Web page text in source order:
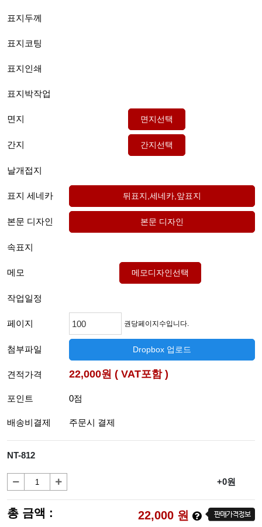
표지두께
표지코팅
표지인쇄
표지박작업
면지
간지
날개접지
표지 세네카
본문 디자인
속표지
메모 메모디자인선택
작업일정
페이지 권당페이지수입니다.
첨부파일 Dropbox 업로드
견적가격 22,000원 ( VAT포함 )
포인트 0점
배송비결제 주문시 결제
NT-812
+0원
총 금액 : 22,000 원